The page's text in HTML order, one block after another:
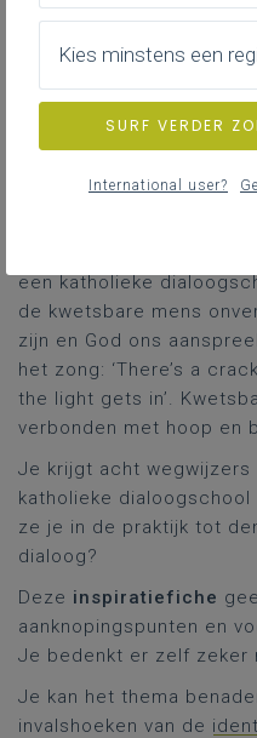
In elke school is veel
hoort bij ons mens zijn.
zwakte die gepaard
tekortschieten? Of zien
onvermoede kracht- en
een katholieke
de kwetsbare mens
zijn en God ons
het zong: ‘There’s a
the light gets in’.
verbonden met hoop en
Je krijgt acht wegwijzers
katholieke
ze je in de praktijk tot
dialoog?
Deze inspiratiefiche
aanknopingspunten en
Je bedenkt er zelf zeker
Je kan het thema
invalshoeken van de
Kies minstens een
SURF VERDER
International user?